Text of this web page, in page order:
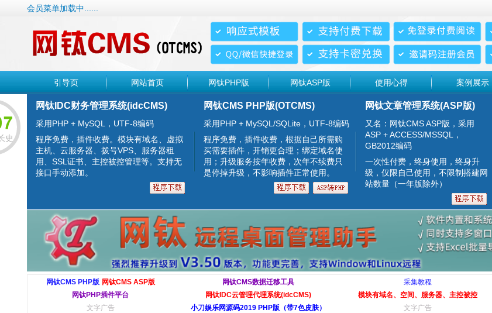
会员菜单加载中......
引导页 网站首页 网钛PHP版 网钛ASP版 使用心得 案例展示
网钛IDC财务管理系统(idcCMS)
采用PHP + MySQL，UTF-8编码
程序免费，插件收费。模块有域名、虚拟
主机、云服务器、拨号VPS、服务器租
用、SSL证书、主控被控管理等。支持无
接口手动添加。
网钛CMS PHP版(OTCMS)
采用PHP + MySQL/SQLite，UTF-8编码
程序免费，插件收费，根据自己所需购
买需要插件，开销更合理；绑定域名使
用；升级服务按年收费，次年不续费只
是停掉升级，不影响插件正常使用。
网钛文章管理系统(ASP版)
又名：网钛CMS ASP版，采用
ASP + ACCESS/MSSQL，
GB2012编码
一次性付费，终身使用，终身升
级，仅限自己使用，不限制搭建网
站数量（一年版除外）
网钛CMS PHP版 网钛CMS ASP版 网钛CMS数据迁移工具 采集教程
网钛PHP插件平台
网钛IDC云管理代理系统(idcCMS) 模块有域名、空间、服务器、主控被控
文字广告
小刀娱乐网源码2019 PHP版（带7色皮肤） 文字广告
史